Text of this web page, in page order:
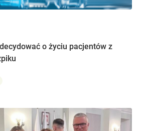
o życiu pacjentów z